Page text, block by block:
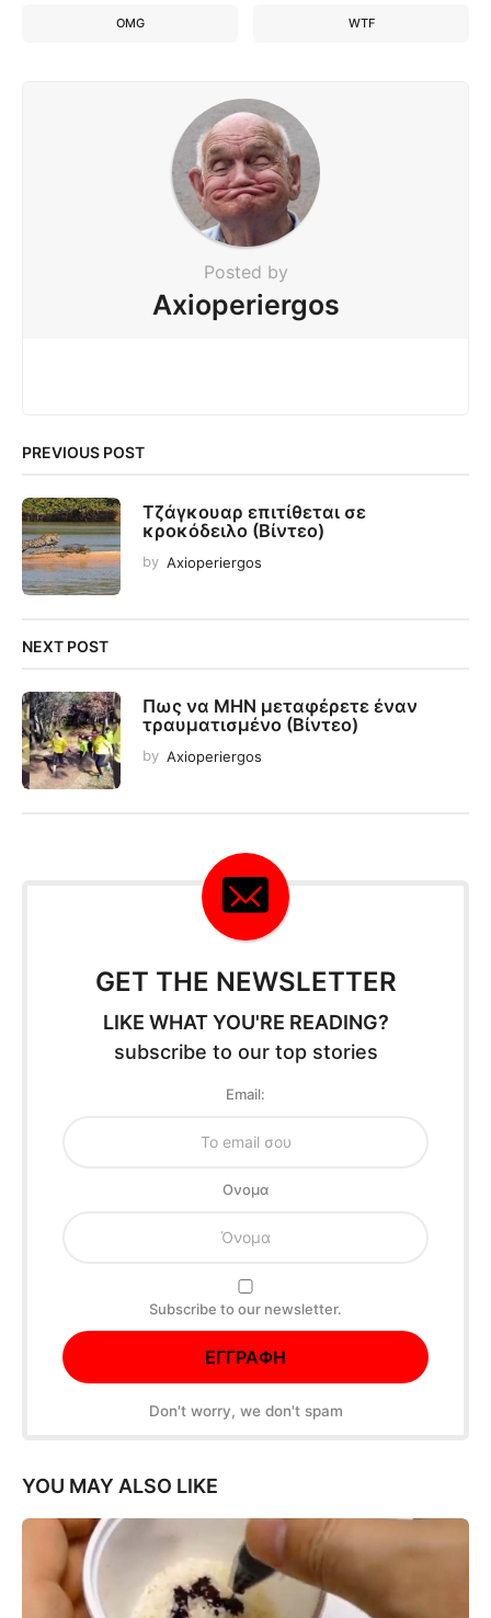
OMG WTF
Posted by
Axioperiergos
PREVIOUS POST
Τζάγκουαρ επιτίθεται σε
κροκόδειλο (Βίντεο)
by Axioperiergos
NEXT POST
Πως να ΜΗΝ μεταφέρετε έναν
τραυματισμένο (Βίντεο)
by Axioperiergos
GET THE NEWSLETTER
LIKE WHAT YOU'RE READING?
subscribe to our top stories
Email:
Oνομα
Subscribe to our newsletter.
Don't worry, we don't spam
YOU MAY ALSO LIKE